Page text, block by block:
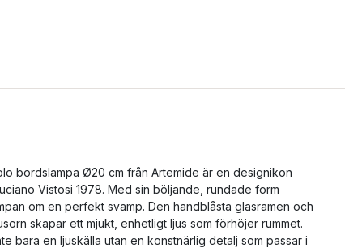
bordslampa Ø20 cm från Artemide är en designikon
Vistosi 1978. Med sin böljande, rundade form
om en perfekt svamp. Den handblåsta glasramen och
skapar ett mjukt, enhetligt ljus som förhöjer rummet.
bara en ljuskälla utan en konstnärlig detalj som passar i